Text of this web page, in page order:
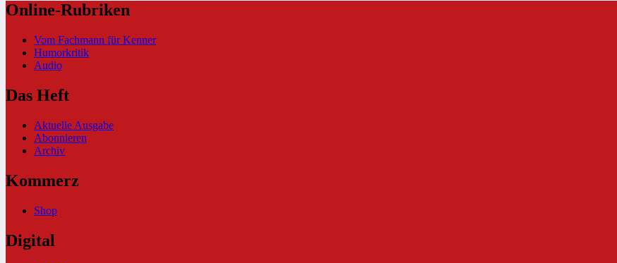
Online-Rubriken
Vom Fachmann für Kenner
Humorkritik
Audio
Das Heft
Aktuelle Ausgabe
Abonnieren
Archiv
Kommerz
Shop
Digital